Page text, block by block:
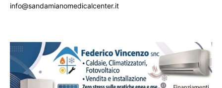
info@sandamianomedicalcenter.it